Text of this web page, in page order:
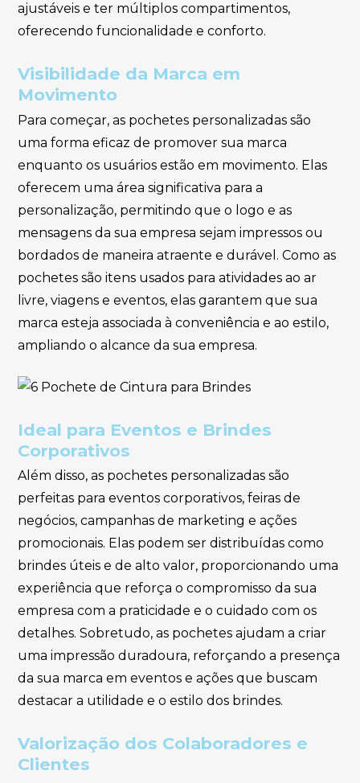
ajustáveis e ter múltiplos compartimentos,
oferecendo funcionalidade e conforto.
Visibilidade da Marca em
Movimento
Para começar, as pochetes personalizadas são
uma forma eficaz de promover sua marca
enquanto os usuários estão em movimento. Elas
oferecem uma área significativa para a
personalização, permitindo que o logo e as
mensagens da sua empresa sejam impressos ou
bordados de maneira atraente e durável. Como as
pochetes são itens usados para atividades ao ar
livre, viagens e eventos, elas garantem que sua
marca esteja associada à conveniência e ao estilo,
ampliando o alcance da sua empresa.
Ideal para Eventos e Brindes
Corporativos
Além disso, as pochetes personalizadas são
perfeitas para eventos corporativos, feiras de
negócios, campanhas de marketing e ações
promocionais. Elas podem ser distribuídas como
brindes úteis e de alto valor, proporcionando uma
experiência que reforça o compromisso da sua
empresa com a praticidade e o cuidado com os
detalhes. Sobretudo, as pochetes ajudam a criar
uma impressão duradoura, reforçando a presença
da sua marca em eventos e ações que buscam
destacar a utilidade e o estilo dos brindes.
Valorização dos Colaboradores e
Clientes